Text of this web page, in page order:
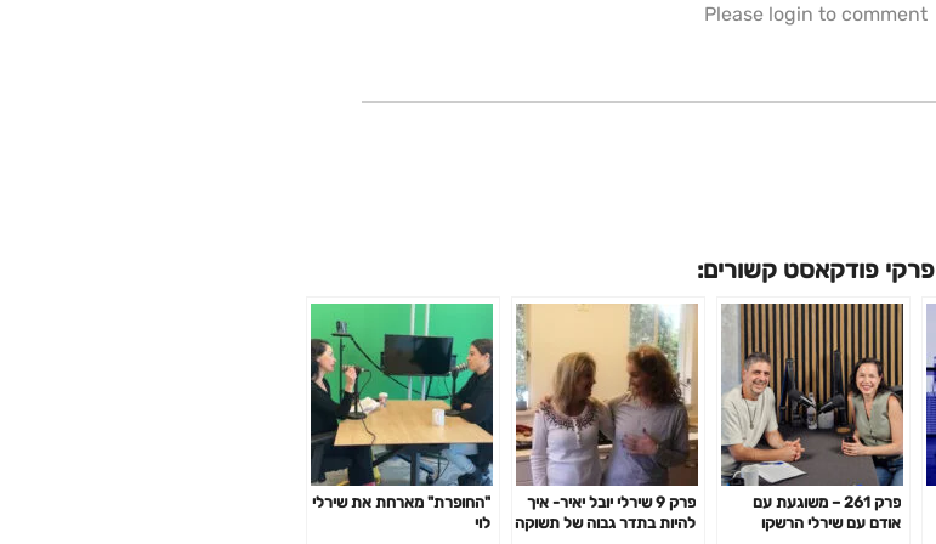
Please login to comment
פרקי פודקאסט קשורים:
פרק 261 – משוגעת עם
אודם עם שירלי הרשקו
פרק 9 שירלי יובל יאיר- איך
להיות בתדר גבוה של תשוקה
"החופרת" מארחת את שירלי
לוי